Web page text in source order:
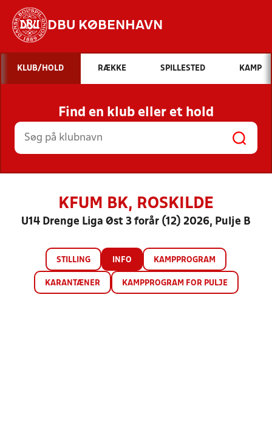
DBU KØBENHAVN
Hvad vil du søge efter?
INDHOLD OG NYHEDER
STILLINGER, RESULTATER, KLUBBER OG
HOLD
KLUB/HOLD RÆKKE SPILLESTED KAMP
Find en klub eller et hold
KFUM BK, ROSKILDE
U14 Drenge Liga Øst 3 forår (12) 2026, Pulje B
STILLING INFO KAMPPROGRAM
KARANTÆNER KAMPPROGRAM FOR PULJE